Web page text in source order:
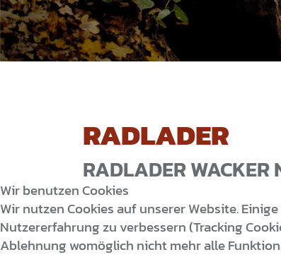
RADLADER
RADLADER WACKER
Wir benutzen Cookies
Wir nutzen Cookies auf unserer Website.
Nutzererfahrung zu verbessern (Tracking
Ablehnung womöglich nicht mehr alle